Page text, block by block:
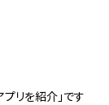
リを紹介」です